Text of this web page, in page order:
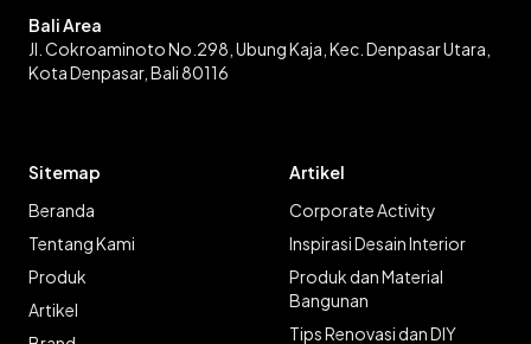
Bali Area
Jl. Cokroaminoto No.298, Ubung Kaja, Kec. Denpasar Utara,
Kota Denpasar, Bali 80116
Sitemap
Beranda
Tentang Kami
Produk
Artikel
Artikel
Corporate Activity
Inspirasi Desain Interior
Produk dan Material
Bangunan
Tips Renovasi dan DIY